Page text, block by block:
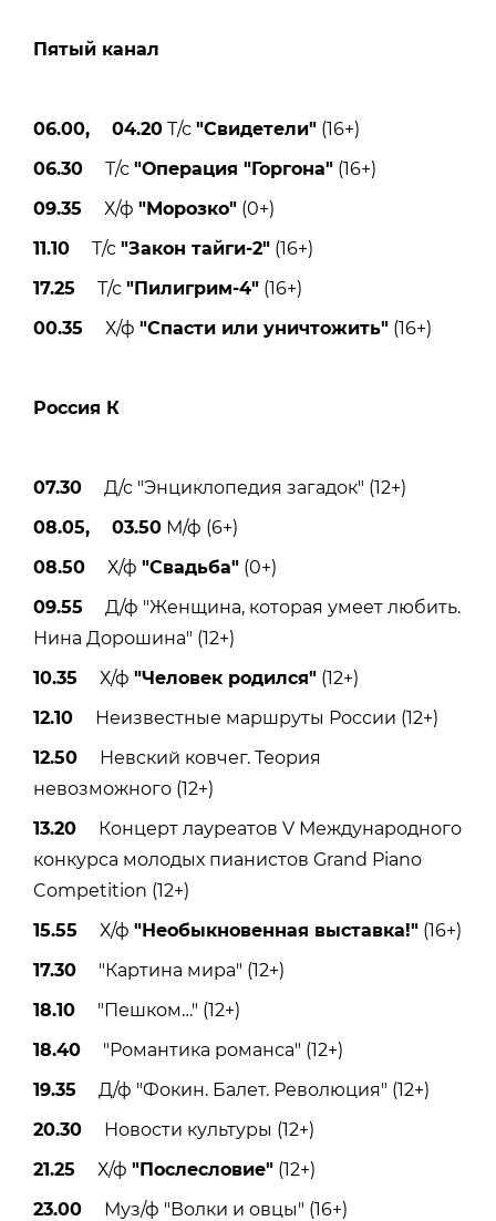
Пятый канал
06.00, 04.20 Т/с "Свидетели" (16+)
06.30 Т/с "Операция "Горгона" (16+)
09.35 Х/ф "Морозко" (0+)
11.10 Т/с "Закон тайги-2" (16+)
17.25 Т/с "Пилигрим-4" (16+)
00.35 Х/ф "Спасти или уничтожить" (16+)
Россия К
07.30 Д/с "Энциклопедия загадок" (12+)
08.05, 03.50 М/ф (6+)
08.50 Х/ф "Свадьба" (0+)
09.55 Д/ф "Женщина, которая умеет любить.
Нина Дорошина" (12+)
10.35 Х/ф "Человек родился" (12+)
12.10 Неизвестные маршруты России (12+)
12.50 Невский ковчег. Теория
невозможного (12+)
13.20 Концерт лауреатов V Международного
конкурса молодых пианистов Grand Piano
Competition (12+)
15.55 Х/ф "Необыкновенная выставка!" (16+)
17.30 "Картина мира" (12+)
18.10 "Пешком…" (12+)
18.40 "Романтика романса" (12+)
19.35 Д/ф "Фокин. Балет. Революция" (12+)
20.30 Новости культуры (12+)
21.25 Х/ф "Послесловие" (12+)
23.00 Муз/ф "Волки и овцы" (16+)